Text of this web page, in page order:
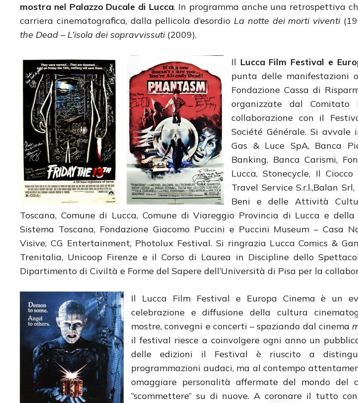
mostra nel Palazzo Ducale di Lucca. In programma anche una retrospettiva
carriera cinematografica, dalla pellicola d’esordio La notte dei morti viventi
the Dead – L’isola dei sopravvissuti(2009).
Il Lucca Film Festival e
punta delle manifestazioni
Fondazione Cassa di
organizzate dal
collaborazione con il
Société Générale. Si
Gas & Luce SpA, Banca
Banking, Banca Carismi,
Lucca, Stonecycle, Il
Travel Service S.r.l.,Balan
Beni e delle Attività
Toscana, Comune di Lucca, Comune di Viareggio Provincia di Lucca e
Sistema Toscana, Fondazione Giacomo Puccini e Puccini Museum – Casa
Visive, CG Entertainment, Photolux Festival. Si ringrazia Lucca Comics &
Trenitalia, Unicoop Firenze e il Corso di Laurea in Discipline dello
Dipartimento di Civiltà e Forme del Sapere dell’Università di Pisa per la
Il Lucca Film Festival e Europa Cinema è un
celebrazione e diffusione della cultura
mostre, convegni e concerti – spaziando dal cinema
il festival riesce a coinvolgere ogni anno un
delle edizioni il Festival è riuscito a
programmazioni audaci, ma al contempo
omaggiare personalità affermate del mondo del
“scommettere” su di nuove. A coronare il tutto